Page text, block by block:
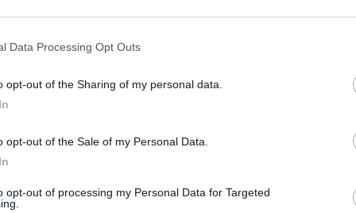
Data Processing Opt Outs
opt-out of the Sharing of my personal data.
opt-out of the Sale of my Personal Data.
opt-out of processing my Personal Data for Targeted
in vista del futuro ce n'è un altro molto chiaro: "
”. Chissà che queste parole, rilasciate al termine della sfida
Juventus, Zirkzee e non solo: i profili già seguiti da...